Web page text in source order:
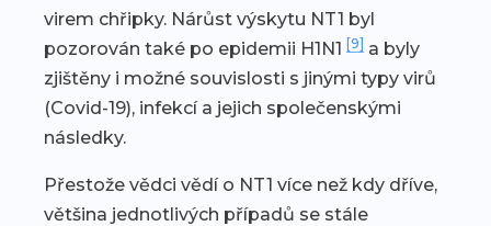
virem chřipky. Nárůst výskytu NT1 byl
pozorován také po epidemii H1N1 [9] a byly
zjištěny i možné souvislosti s jinými typy virů
(Covid-19), infekcí a jejich společenskými
následky.
Přestože vědci vědí o NT1 více než kdy dříve,
většina jednotlivých případů se stále